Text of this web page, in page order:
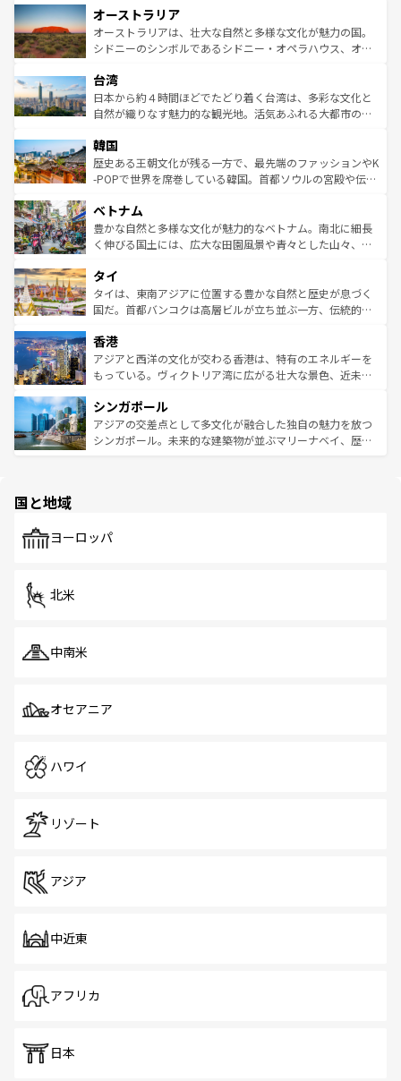
部のニューオーリンズでは、音楽と美食が融合した独特の
文化が魅力。旅行者はアメリカの各地域で異なる魅力を楽
しみながら、その多様性と豊かな歴史を感じることができ
ならではの贅沢な旅のスタイルだ。 なお、新着のアメリカ
情報はコンテンツ一覧を参照してほしい。
ワイ島は見逃せない。また、定番の観光地といえばオアフ
島だが、静かな自然を求めるならマウイ島やカウアイ島が
おすすめ。エメラルドグリーンに輝く海をはじめ、豊かな
れるおもてなしの心で訪れる人々を迎えてくれるハワイの
人々、おいしいローカルフードやハワイアンミュージッ
ク、伝統的なフラダンスなど、すべてがハワイの魅力を彩
ワイを、存分に味わってほしい。 なお、新着のハワイ情報
はコンテンツ一覧を参照してほしい。
オーストラリア
オーストラリアは、壮大な自然と多様な文化が魅力の国。
シドニーのシンボルであるシドニー・オペラハウス、オー
リアリーフや大陸中央部にそびえるウルル（エアーズロッ
ク）、タスマニアの美しい原生林やケアンズの熱帯雨林な
ど、見どころがたくさん。また、カフェやワイン、オージ
いる。アクティビティも充実しており、サーフィンやダイ
ビング、ハイキングなど、アウトドア好きにはたまらな
い。オーストラリアの多彩な魅力を存分に味わいつくそ
参照してほしい。
台湾
日本から約４時間ほどでたどり着く台湾は、多彩な文化と
自然が織りなす魅力的な観光地。活気あふれる大都市の台
ン）、静ひつな山岳地帯である台湾東部など、都市の喧騒
と山間の静けさが共存しており、訪れる人に新しい発見と
驚きをもたらしてくれる。また、奥深い台湾の食文化も魅
容にもいいと評判のスイーツなど、バラエティ豊かな料理
が味わえる。 なお、新着の台湾情報は コンテンツ一覧を参
照してほしい。
韓国
歴史ある王朝文化が残る一方で、最先端のファッションやK
-POPで世界を席巻している韓国。首都ソウルの宮殿や伝統
き、地方に足を延ばせば四季折々の自然美を楽しむことが
できる。そして、キムチや焼肉、絶品のストリートフード
まで、さまざまな韓国料理が待っている。夜には、韓国な
リティに包まれながら、韓国の多彩な魅力を心ゆくまで味
わってみてほしい。 なお、新着の韓国情報はコンテンツ一
覧を参照してほしい。
ベトナム
豊かな自然と多様な文化が魅力的なベトナム。南北に細長
く伸びる国土には、広大な田園風景や青々とした山々、世
急速な発展と共に伝統が息づく。ハノイの古い町並みやホ
ーチミン市のフランス統治時代の建物も、独特の雰囲気を
醸し出している。また、バラエティの豊かさとおいしさで
とつ。フォーやバインミー、ベトナムコーヒーなどは、ぜ
ひ現地で味わいたい。どの地域を訪れてもあたたかい人々
が旅行者を迎えてくれるので、きっと忘れられない旅にな
参照してほしい。
タイ
タイは、東南アジアに位置する豊かな自然と歴史が息づく
国だ。首都バンコクは高層ビルが立ち並ぶ一方、伝統的な
の活気が交差している。北部ではチェンマイなどの山岳地
帯で自然と触れ合い、南部ではプーケットやクラビの美し
いビーチでリゾート気分を楽しむことができる。タイ料理
激する。気候は一年中温暖で、どの季節にも異なる楽しみ
が待っている。親しみやすいタイの人々、仏教を中心とし
た文化、そして多様な観光資源が、訪れる旅人を魅了し続
香港
アジアと西洋の文化が交わる香港は、特有のエネルギーを
もっている。ヴィクトリア湾に広がる壮大な景色、近未来
み、どこを訪れても感動するはず。観光スポットが密集し
ており、効率よく見どころを回れるのも魅力。息をのむよ
うな絶景から文化的な体験まで、香港を存分に楽しみ尽く
シンガポール
アジアの交差点として多文化が融合した独自の魅力を放つ
シンガポール。未来的な建築物が並ぶマリーナベイ、歴史
で、ホーカーズは地元の風情を楽しめる外せないスポット
国と地域
ヨーロッパ
北米
中南米
オセアニア
ハワイ
リゾート
アジア
中近東
アフリカ
日本